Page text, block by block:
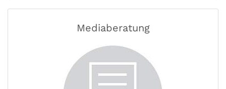
Mediaberatung